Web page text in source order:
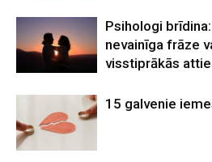
Psihologi
nevainīga frāze
visstiprākās
15 galvenie